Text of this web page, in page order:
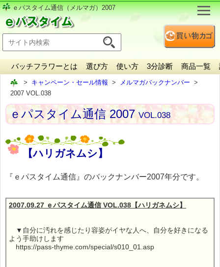
ｅパスタイム通信（メルマガ）2007
バッチフラワーとは 選び方 使い方 3分診断 商品一覧
キャンペーン・セール情報
メルマガバックナンバー
2007 VOL.038
ｅパスタイム通信 2007VOL.038
【ハリガネムシ】
『ｅパスタイム通信』のバックナンバー2007年分です。
2007.09.27 ｅパスタイム通信 VOL.038【ハリガネムシ】
▼自分に汚れを感じたり容姿がイヤな人へ、自分を好きになる
よう手助けします
https://pass-thyme.com/special/s010_01.asp